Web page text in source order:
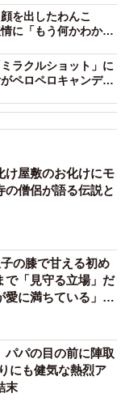
さん）
洗って戻した時
てしまいまし
たのは、琥珀く
を出したわんこ
に「もう何かわから
ラクルショット」に
ペロペロキャンデ
け屋敷のお化けにモ
僧侶が語る伝説と
の膝で甘える初め
「見守る立場」だ
に満ちている」
パパの目の前に陣取
にも健気な熱烈ア
末